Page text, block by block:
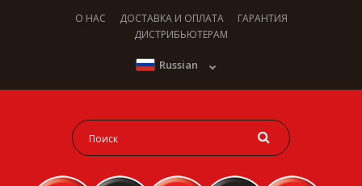
О НАС ДОСТАВКА И ОПЛАТА
ГАРАНТИЯ
ДИСТРИБЬЮТЕРАМ
Russian